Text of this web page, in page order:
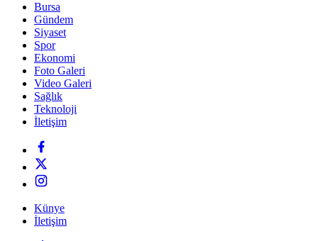
Bursa
Gündem
Siyaset
Spor
Ekonomi
Foto Galeri
Video Galeri
Sağlık
Teknoloji
İletişim
Künye
İletişim